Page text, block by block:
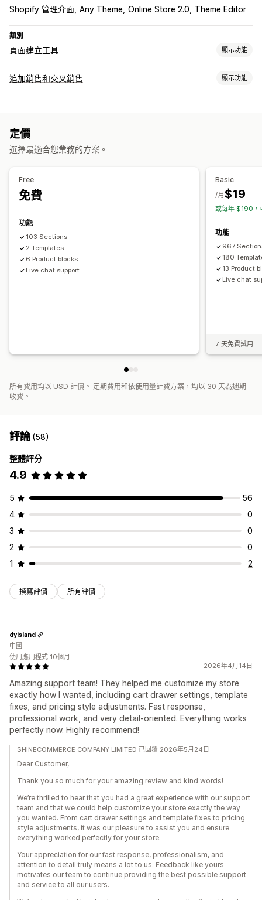
Shopify 管理介面 Any Theme Online Store 2.0 Theme Editor
類別
頁面建立工具 顯示功能
頁面類型
404 頁面
佈景主題區段 自訂頁面
管理頁面
編輯工具
程式碼片段
追加銷售和交叉銷售 顯示功能
彈出式視窗
多國語言
保固 免運費
定價
選擇最適合您業務的方案。
Free
免費
功能
103 Sections
2 Templates
6 Product blocks
Live chat support
Basic
$19
/月
或每年 $190，
功能
967
180
13 Product
Live chat
7 天免費試用
所有費用均以 USD 計價。 定期費用和依使用量計費方案，均以 30 天為週期
收費。
評論(58)
整體評分
4.9
5
56
4
0
3
0
2
0
1
2
撰寫評價 所有評價
2026年4月14日
Amazing support team! They helped me customize my store
exactly how I wanted, including cart drawer settings, template
fixes, and pricing style adjustments. Fast response,
professional work, and very detail-oriented. Everything works
perfectly now. Highly recommend!
dyisland
中國
使用應用程式 10個月
SHINECOMMERCE COMPANY LIMITED 已回覆 2026年5月24日
Dear Customer,
Thank you so much for your amazing review and kind words!
We’re thrilled to hear that you had a great experience with our support
team and that we could help customize your store exactly the way
you wanted. From cart drawer settings and template fixes to pricing
style adjustments, it was our pleasure to assist you and ensure
everything worked perfectly for your store.
Your appreciation for our fast response, professionalism, and
attention to detail truly means a lot to us. Feedback like yours
motivates our team to continue providing the best possible support
and service to all our users.